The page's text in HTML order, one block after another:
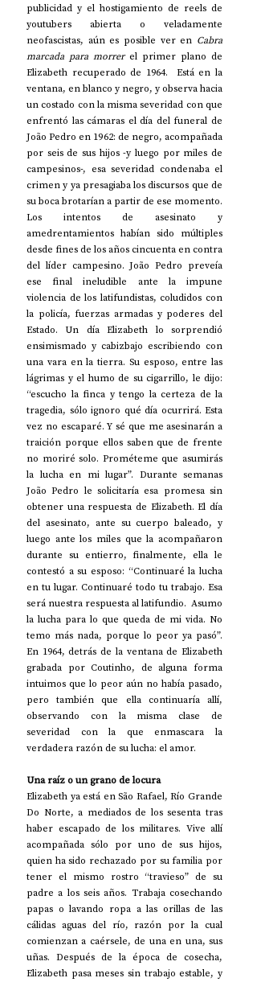
publicidad y el hostigamiento de reels de
youtubers abierta o veladamente
neofascistas, aún es posible ver en Cabra
marcada para morrer el primer plano de
Elizabeth recuperado de 1964.  Está en la
ventana, en blanco y negro, y observa hacia
un costado con la misma severidad con que
enfrentó las cámaras el día del funeral de
João Pedro en 1962: de negro, acompañada
por seis de sus hijos -y luego por miles de
campesinos-, esa severidad condenaba el
crimen y ya presagiaba los discursos que de
su boca brotarían a partir de ese momento.
Los intentos de asesinato y
amedrentamientos habían sido múltiples
desde fines de los años cincuenta en contra
del líder campesino. João Pedro preveía
ese final ineludible ante la impune
violencia de los latifundistas, coludidos con
la policía, fuerzas armadas y poderes del
Estado. Un día Elizabeth lo sorprendió
ensimismado y cabizbajo escribiendo con
una vara en la tierra. Su esposo, entre las
lágrimas y el humo de su cigarrillo, le dijo:
“escucho la finca y tengo la certeza de la
tragedia, sólo ignoro qué día ocurrirá. Esta
vez no escaparé. Y sé que me asesinarán a
traición porque ellos saben que de frente
no moriré solo. Prométeme que asumirás
la lucha en mi lugar”. Durante semanas
João Pedro le solicitaría esa promesa sin
obtener una respuesta de Elizabeth. El día
del asesinato, ante su cuerpo baleado, y
luego ante los miles que la acompañaron
durante su entierro, finalmente, ella le
contestó a su esposo: “Continuaré la lucha
en tu lugar. Continuaré todo tu trabajo. Esa
será nuestra respuesta al latifundio.  Asumo
la lucha para lo que queda de mi vida. No
temo más nada, porque lo peor ya pasó”.
En 1964, detrás de la ventana de Elizabeth
grabada por Coutinho, de alguna forma
intuimos que lo peor aún no había pasado,
pero también que ella continuaría allí,
observando con la misma clase de
severidad con la que enmascara la
verdadera razón de su lucha: el amor.
Una raíz o un grano de locura
Elizabeth ya está en São Rafael, Río Grande
Do Norte, a mediados de los sesenta tras
haber escapado de los militares. Vive allí
acompañada sólo por uno de sus hijos,
quien ha sido rechazado por su familia por
tener el mismo rostro “travieso” de su
padre a los seis años. Trabaja cosechando
papas o lavando ropa a las orillas de las
cálidas aguas del río, razón por la cual
comienzan a caérsele, de una en una, sus
uñas. Después de la época de cosecha,
Elizabeth pasa meses sin trabajo estable, y